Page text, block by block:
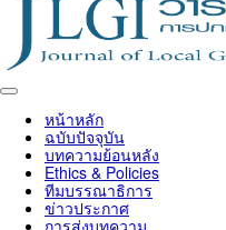
Toggle
navigation
หน้าหลัก
ฉบับปัจจุบัน
บทความย้อนหลัง
Ethics & Policies
ทีมบรรณาธิการ
ข่าวประกาศ